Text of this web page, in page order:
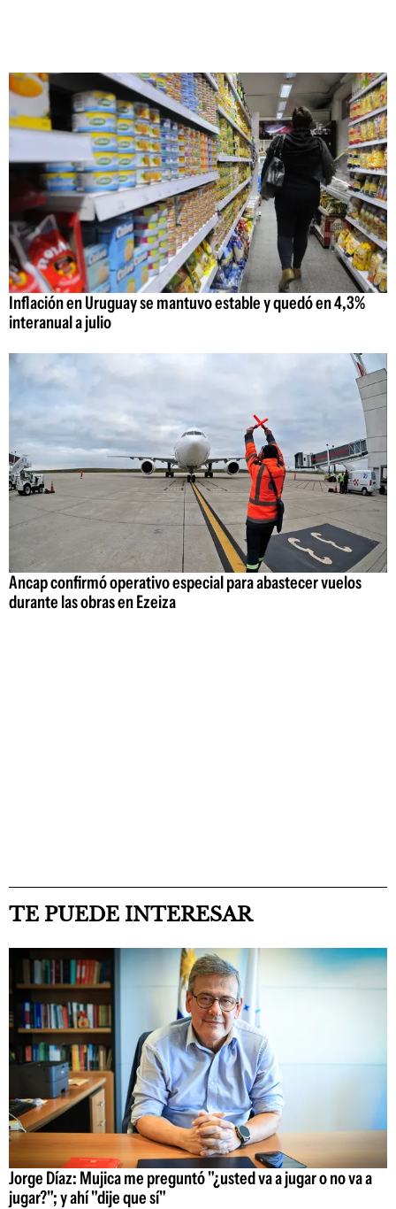
Inflación en Uruguay se mantuvo estable y quedó en 4,3%
interanual a julio
Ancap confirmó operativo especial para abastecer vuelos
durante las obras en Ezeiza
TE PUEDE INTERESAR
Jorge Díaz: Mujica me preguntó "¿usted va a jugar o no va a
jugar?"; y ahí "dije que sí"